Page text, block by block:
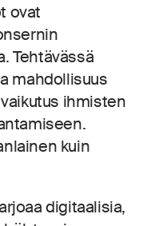
ovat
Tehtävässä
mahdollisuus
ihmisten
kuin
digitaalisia,